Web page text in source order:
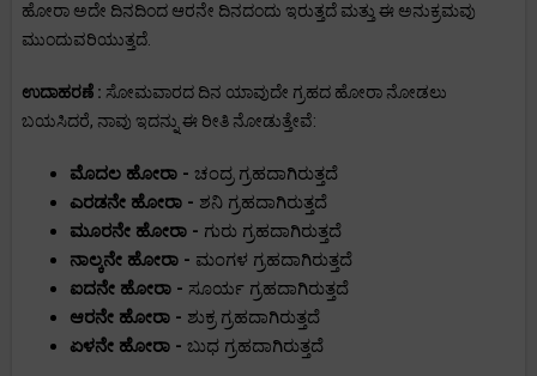
ಹೋರಾ ಅದೇ ದಿನದಿಂದ ಆರನೇ ದಿನದಂದು ಇರುತ್ತದೆ ಮತ್ತು ಈ ಅನುಕ್ರಮವು
ಮುಂದುವರಿಯುತ್ತದೆ.
ಉದಾಹರಣೆ : ಸೋಮವಾರದ ದಿನ ಯಾವುದೇ ಗ್ರಹದ ಹೋರಾ ನೋಡಲು
ಬಯಸಿದರೆ, ನಾವು ಇದನ್ನು ಈ ರೀತಿ ನೋಡುತ್ತೇವೆ:
ಮೊದಲ ಹೋರಾ - ಚಂದ್ರ ಗ್ರಹದಾಗಿರುತ್ತದೆ
ಎರಡನೇ ಹೋರಾ - ಶನಿ ಗ್ರಹದಾಗಿರುತ್ತದೆ
ಮೂರನೇ ಹೋರಾ - ಗುರು ಗ್ರಹದಾಗಿರುತ್ತದೆ
ನಾಲ್ಕನೇ ಹೋರಾ - ಮಂಗಳ ಗ್ರಹದಾಗಿರುತ್ತದೆ
ಐದನೇ ಹೋರಾ - ಸೂರ್ಯ ಗ್ರಹದಾಗಿರುತ್ತದೆ
ಆರನೇ ಹೋರಾ - ಶುಕ್ರ ಗ್ರಹದಾಗಿರುತ್ತದೆ
ಏಳನೇ ಹೋರಾ - ಬುಧ ಗ್ರಹದಾಗಿರುತ್ತದೆ